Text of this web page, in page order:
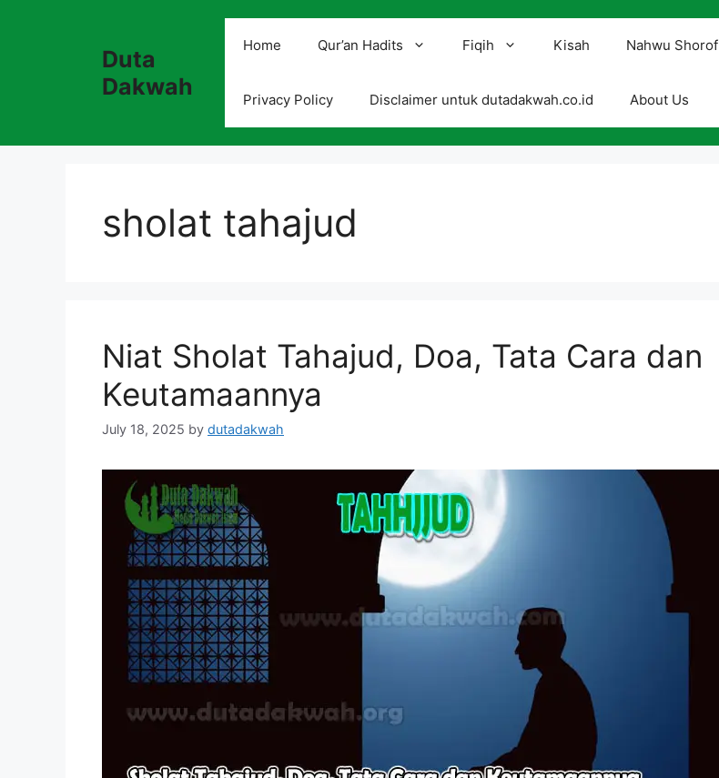
Duta
Dakwah
Home Qur’an Hadits Fiqih Kisah Nahwu Shorof
Privacy Policy Disclaimer untuk dutadakwah.co.id About Us
sholat tahajud
Niat Sholat Tahajud, Doa, Tata Cara dan
Keutamaannya
July 18, 2025 by dutadakwah